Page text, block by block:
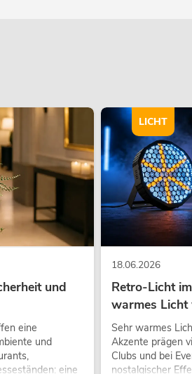
und
eine
und
eine
18.06.2026
Retro-Licht
warmes
Sehr warmes
Akzente prägen
Clubs und bei
nostalgischer
LICHT